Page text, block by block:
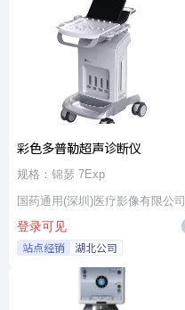
彩色多普勒超声诊断仪
规格：锦瑟 7Exp
国药通用(深圳)医疗影像有限公司
登录可见
站点经销 湖北公司